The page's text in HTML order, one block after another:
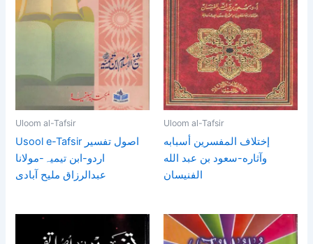
Uloom al-Tafsir
Usool e-Tafsir اصول تفسیر
اردو-ابن تیمیہ-مولانا
عبدالرزاق ملیح آبادی
Uloom al-Tafsir
إختلاف المفسرين أسبابه
وآثاره-سعود بن عبد الله
الفنيسان